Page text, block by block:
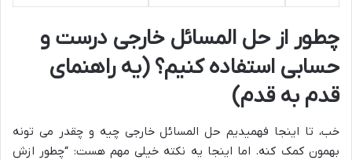
چطور از حل المسائل خارجی درست و
حسابی استفاده کنیم؟ (یه راهنمای
قدم به قدم)
خب، تا اینجا فهمیدیم حل المسائل خارجی چیه و چقدر می تونه
بهمون کمک کنه. اما اینجا یه نکته خیلی مهم هست: “چطور ازش